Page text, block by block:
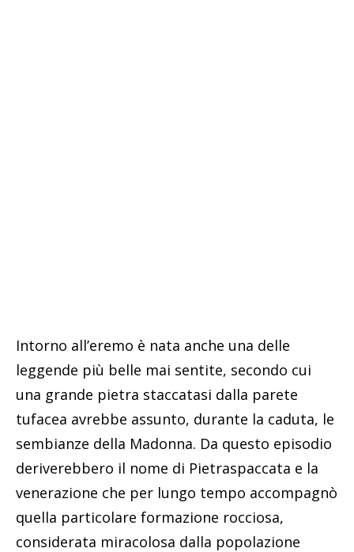
Intorno all’eremo è nata anche una delle
leggende più belle mai sentite, secondo cui
una grande pietra staccatasi dalla parete
tufacea avrebbe assunto, durante la caduta, le
sembianze della Madonna. Da questo episodio
deriverebbero il nome di Pietraspaccata e la
venerazione che per lungo tempo accompagnò
quella particolare formazione rocciosa,
considerata miracolosa dalla popolazione